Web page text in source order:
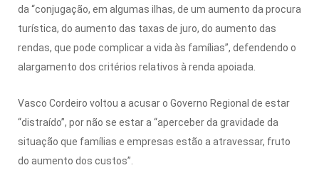
da “conjugação, em algumas ilhas, de um aumento da procura
turística, do aumento das taxas de juro, do aumento das
rendas, que pode complicar a vida às famílias”, defendendo o
alargamento dos critérios relativos à renda apoiada.
Vasco Cordeiro voltou a acusar o Governo Regional de estar
“distraído”, por não se estar a “aperceber da gravidade da
situação que famílias e empresas estão a atravessar, fruto
do aumento dos custos”.